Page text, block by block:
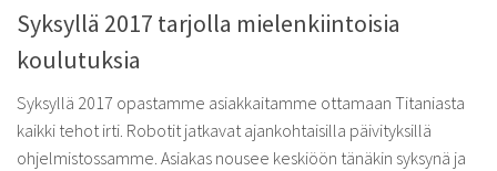
Syksyllä 2017 tarjolla mielenkiintoisia
koulutuksia
Syksyllä 2017 opastamme asiakkaitamme ottamaan Titaniasta
kaikki tehot irti. Robotit jatkavat ajankohtaisilla päivityksillä
ohjelmistossamme. Asiakas nousee keskiöön tänäkin syksynä ja